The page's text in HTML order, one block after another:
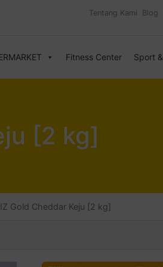
Tentang Kami Blog
Fitness Center Sport
[2 kg]
Gold Cheddar Keju [2 kg]